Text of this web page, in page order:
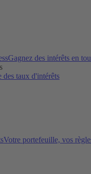
Gagnez des intérêts en
des taux d'intérêts
Votre portefeuille, vos